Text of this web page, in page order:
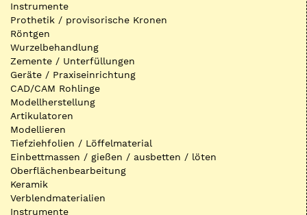
Instrumente
Prothetik / provisorische Kronen
Röntgen
Wurzelbehandlung
Zemente / Unterfüllungen
Geräte / Praxiseinrichtung
CAD/CAM Rohlinge
Modellherstellung
Artikulatoren
Modellieren
Tiefziehfolien / Löffelmaterial
Einbettmassen / gießen / ausbetten / löten
Oberflächenbearbeitung
Keramik
Verblendmaterialien
Instrumente